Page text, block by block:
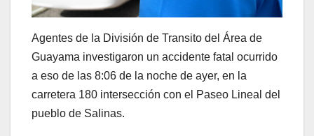
Agentes de la División de Transito del Área de
Guayama investigaron un accidente fatal ocurrido
a eso de las 8:06 de la noche de ayer, en la
carretera 180 intersección con el Paseo Lineal del
pueblo de Salinas.